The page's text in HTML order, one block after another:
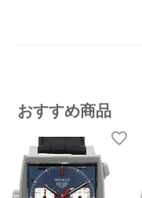
おすすめ商品